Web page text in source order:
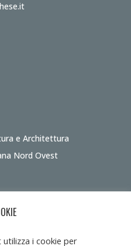
e Architettura
Nord Ovest
dalla tua posizione
i cookie per